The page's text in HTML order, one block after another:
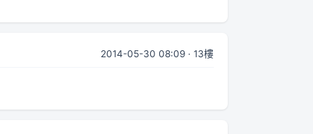
2014-05-30 08:09 · 13樓